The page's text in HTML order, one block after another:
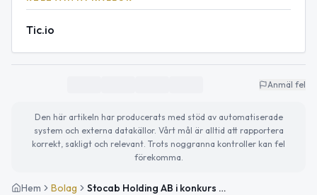
Tic.io
Anmäl fel
Den här artikeln har producerats med stöd av automatiserade
system och externa datakällor. Vårt mål är alltid att rapportera
korrekt, sakligt och relevant. Trots noggranna kontroller kan fel
förekomma.
Hem Bolag Stocab Holding AB i konkurs efter taxiverksamhet